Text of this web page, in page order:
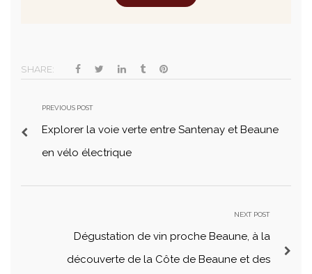
SHARE:
PREVIOUS POST
Explorer la voie verte entre Santenay et Beaune
en vélo électrique
NEXT POST
Dégustation de vin proche Beaune, à la
découverte de la Côte de Beaune et des